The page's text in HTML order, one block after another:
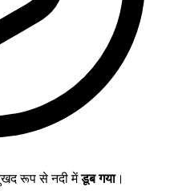
रूप से नदी मेंडूब गया।